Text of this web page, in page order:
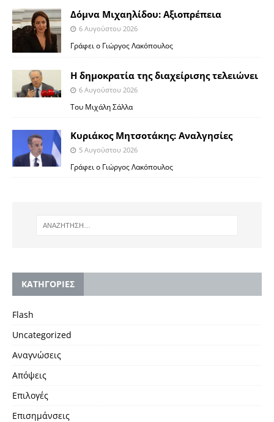
Δόμνα Μιχαηλίδου: Αξιοπρέπεια
6 Αυγούστου 2026
Γράφει ο Γιώργος Λακόπουλος
Η δημοκρατία της διαχείρισης τελειώνει
6 Αυγούστου 2026
Του Μιχάλη Σάλλα
Κυριάκος Μητσοτάκης: Αναλγησίες
5 Αυγούστου 2026
Γράφει ο Γιώργος Λακόπουλος
KΑΤΗΓΟΡΙΕΣ
Flash
Uncategorized
Αναγνώσεις
Απόψεις
Επιλογές
Επισημάνσεις